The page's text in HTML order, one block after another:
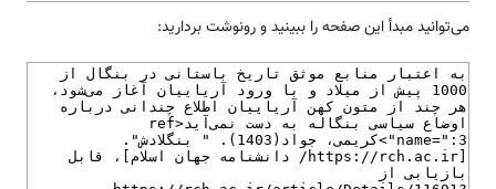
می‌توانید مبدأ این صفحه را ببینید و رونوشت بردارید: